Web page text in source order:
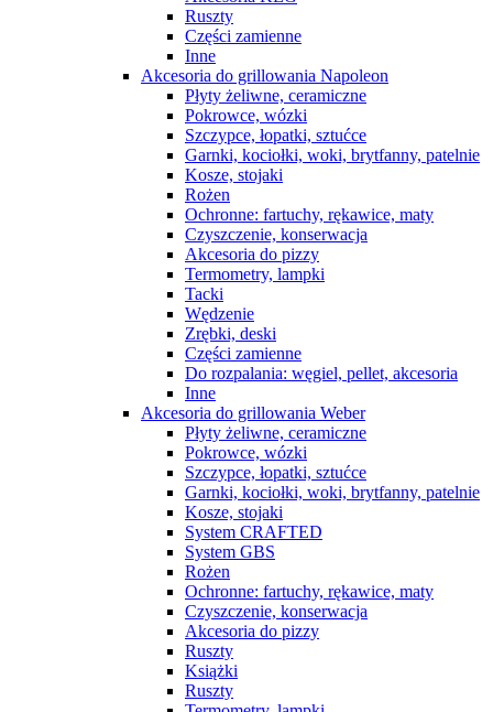
Ruszty
Części zamienne
Inne
Akcesoria do grillowania Napoleon
Płyty żeliwne, ceramiczne
Pokrowce, wózki
Szczypce, łopatki, sztućce
Garnki, kociołki, woki, brytfanny, patelnie
Kosze, stojaki
Rożen
Ochronne: fartuchy, rękawice, maty
Czyszczenie, konserwacja
Akcesoria do pizzy
Termometry, lampki
Tacki
Wędzenie
Zrębki, deski
Części zamienne
Do rozpalania: węgiel, pellet, akcesoria
Inne
Akcesoria do grillowania Weber
Płyty żeliwne, ceramiczne
Pokrowce, wózki
Szczypce, łopatki, sztućce
Garnki, kociołki, woki, brytfanny, patelnie
Kosze, stojaki
System CRAFTED
System GBS
Rożen
Ochronne: fartuchy, rękawice, maty
Czyszczenie, konserwacja
Akcesoria do pizzy
Ruszty
Książki
Ruszty